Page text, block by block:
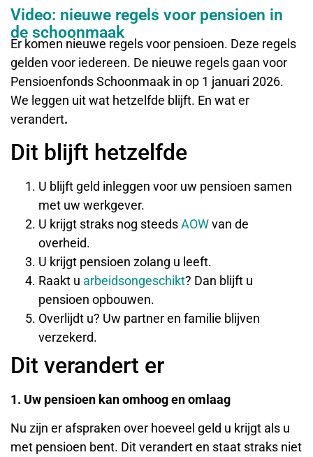
.
Video: nieuwe regels voor pensioen in
de schoonmaak
Er komen nieuwe regels voor pensioen. Deze regels
gelden voor iedereen. De nieuwe regels gaan voor
Pensioenfonds Schoonmaak in op 1 januari 2026.
We leggen uit wat hetzelfde blijft. En wat er
verandert.
Dit blijft hetzelfde
U blijft geld inleggen voor uw pensioen samen
met uw werkgever.
U krijgt straks nog steedsAOWvan de
overheid.
U krijgt pensioen zolang u leeft.
Raakt u arbeidsongeschikt? Dan blijft u
pensioen opbouwen.
Overlijdt u? Uw partner en familie blijven
verzekerd.
Dit verandert er
1. Uw pensioen kan omhoog en omlaag
Nu zijn er afspraken over hoeveel geld u krijgt als u
met pensioen bent. Dit verandert en staat straks niet